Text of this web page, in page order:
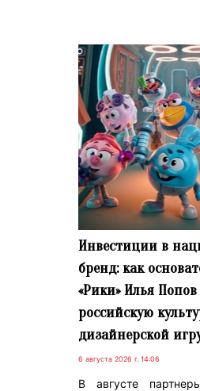
Инвестиции в
бренд: как
«Рики» Илья Попов
российскую
дизайнерской
6 августа 2026 г. 14:06
В августе